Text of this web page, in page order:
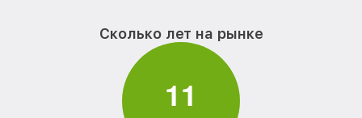
Сколько лет на рынке
11